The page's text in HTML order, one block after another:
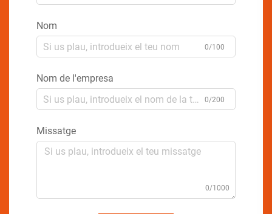
Nom
0/100
Nom de l'empresa
0/200
Missatge
0/1000